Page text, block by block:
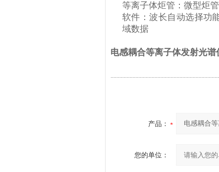
等离子体炬管：微型炬
软件：波长自动选择功
域数据
电感耦合等离子体发射光谱
产品：
您的单位：